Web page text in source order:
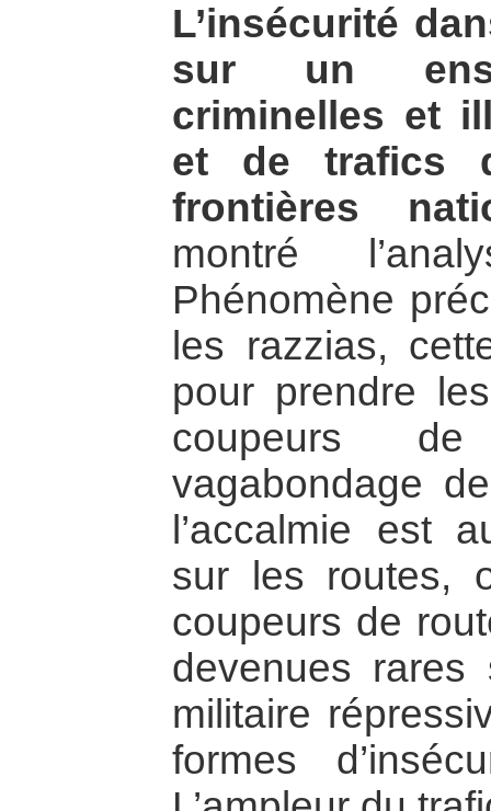
L’insécurité
sur un
criminelles et
et de trafics
frontières
montré
Phénomène
les razzias,
pour prendre
coupeurs
vagabondage
l’accalmie est
sur les routes,
coupeurs de
devenues
militaire
formes